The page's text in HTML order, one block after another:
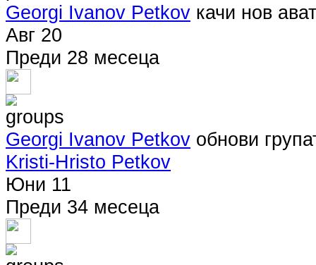
Georgi Ivanov Petkov качи нов
Авг 20
Преди 28 месеца
Georgi Ivanov Petkov обнови
Kristi-Hristo Petkov
Юни 11
Преди 34 месеца